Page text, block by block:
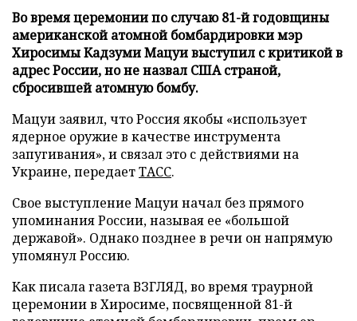
Во время церемонии по случаю 81-й годовщины
американской атомной бомбардировки мэр
Хиросимы Кадзуми Мацуи выступил с критикой в
адрес России, но не назвал США страной,
сбросившей атомную бомбу.
Мацуи заявил, что Россия якобы «использует
ядерное оружие в качестве инструмента
запугивания», и связал это с действиями на
Украине, передаетТАСС.
Свое выступление Мацуи начал без прямого
упоминания России, называя ее «большой
державой». Однако позднее в речи он напрямую
упомянул Россию.
Как писала газета ВЗГЛЯД, во время траурной
церемонии в Хиросиме, посвященной 81-й